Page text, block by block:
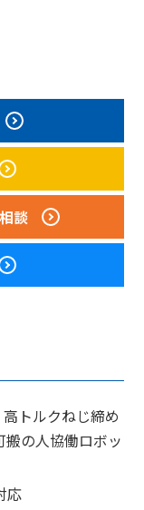
談
トルクねじ締め
の人協働ロボッ
応